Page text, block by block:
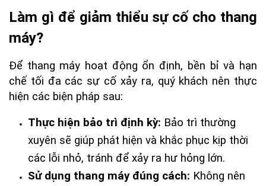
Làm gì để giảm thiểu sự cố cho thang
máy?
Để thang máy hoạt động ổn định, bền bỉ và hạn
chế tối đa các sự cố xảy ra, quý khách nên thực
hiện các biện pháp sau:
Thực hiện bảo trì định kỳ: Bảo trì thường
xuyên sẽ giúp phát hiện và khắc phục kịp thời
các lỗi nhỏ, tránh để xảy ra hư hỏng lớn.
Sử dụng thang máy đúng cách: Không nên